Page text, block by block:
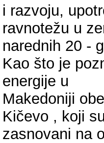
i razvoju,
ravnotežu u
narednih 20 -
Kao što je
energije u
Makedoniji
Kičevo , koji
zasnovani na